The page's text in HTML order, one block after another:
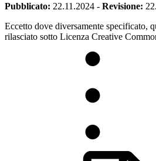
Pubblicato: 22.11.2024 - Revisione:
Eccetto dove diversamente specificato,
rilasciato sotto Licenza Creative